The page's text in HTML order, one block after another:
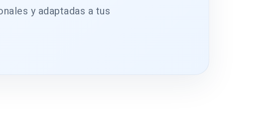
y adaptadas a tus